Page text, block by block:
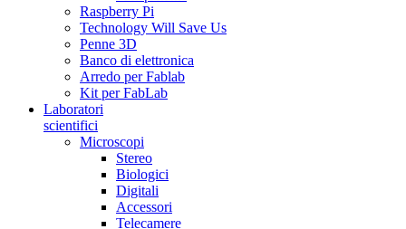
Raspberry Pi
Technology Will Save Us
Penne 3D
Banco di elettronica
Arredo per Fablab
Kit per FabLab
Laboratori
scientifici
Microscopi
Stereo
Biologici
Digitali
Accessori
Telecamere